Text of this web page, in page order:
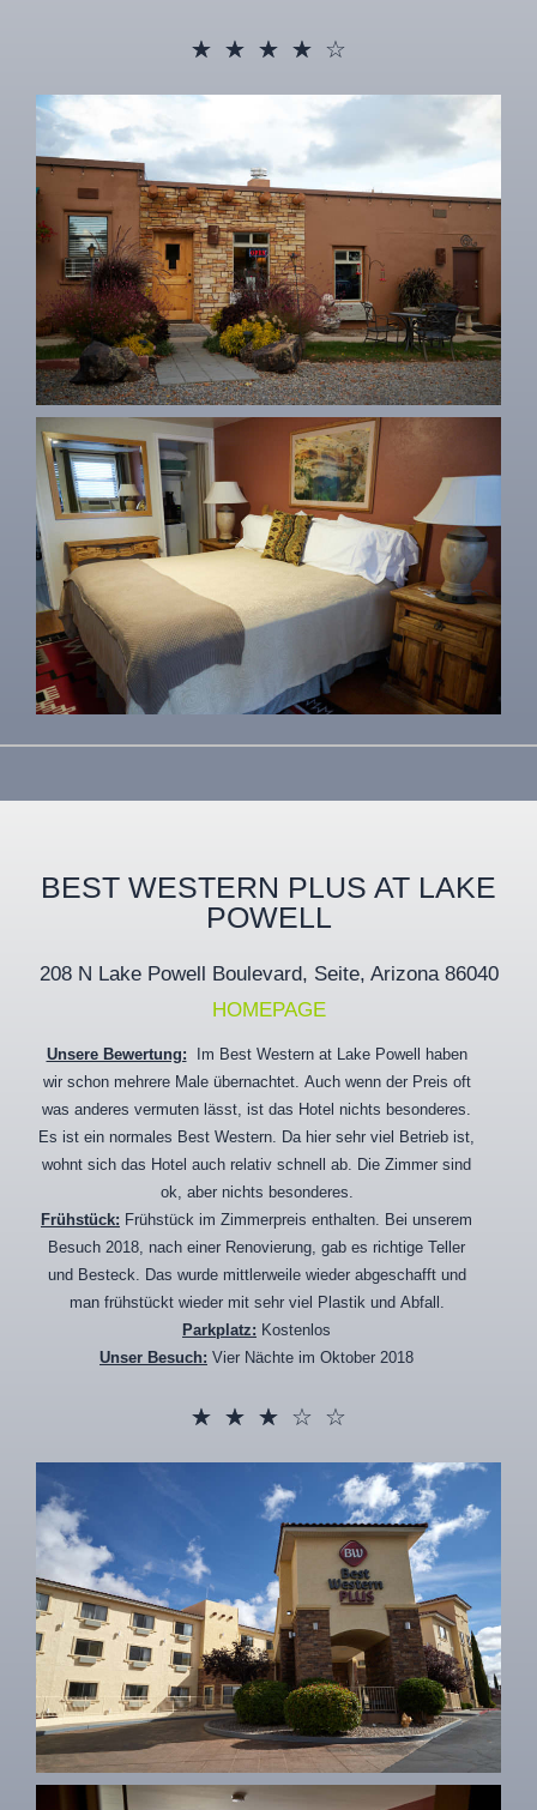
☆ ☆ ☆ ☆ ☆
BEST WESTERN PLUS AT LAKE
POWELL
208 N Lake Powell Boulevard, Seite, Arizona 86040
HOMEPAGE
Unsere Bewertung: Im Best Western at Lake Powell haben
wir schon mehrere Male übernachtet. Auch wenn der Preis oft
was anderes vermuten lässt, ist das Hotel nichts besonderes.
Es ist ein normales Best Western. Da hier sehr viel Betrieb ist,
wohnt sich das Hotel auch relativ schnell ab. Die Zimmer sind
ok, aber nichts besonderes.
Frühstück: Frühstück im Zimmerpreis enthalten. Bei unserem
Besuch 2018, nach einer Renovierung, gab es richtige Teller
und Besteck. Das wurde mittlerweile wieder abgeschafft und
man frühstückt wieder mit sehr viel Plastik und Abfall.
Parkplatz: Kostenlos
Unser Besuch: Vier Nächte im Oktober 2018
☆ ☆ ☆ ☆ ☆